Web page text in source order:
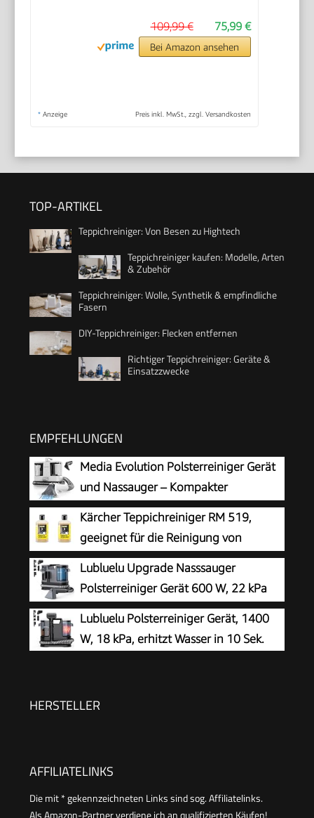
75,99 €
109,99 €
Bei Amazon ansehen
* Anzeige Preis inkl. MwSt., zzgl. Versandkosten
TOP-ARTIKEL
Teppichreiniger: Von Besen zu Hightech
Teppichreiniger kaufen: Modelle, Arten
& Zubehör
Teppichreiniger: Wolle, Synthetik & empfindliche
Fasern
DIY-Teppichreiniger: Flecken entfernen
Richtiger Teppichreiniger: Geräte &
Einsatzzwecke
EMPFEHLUNGEN
Media Evolution Polsterreiniger Gerät
und Nassauger – Kompakter
Teppichreiniger und Textilreiniger –
Waschsauger für Teppich, Polster Autositze &
Sofa
Kärcher Teppichreiniger RM 519,
geeignet für die Reinigung von
Teppichböden, Polstern, Autositzen
etc., 1l Konzentrat ergeben verdünnt 40l
Reinigungsmittel (Packung mit 2)
Lubluelu Upgrade Nasssauger
Polsterreiniger Gerät 600 W, 22 kPa
Waschsauger
Lubluelu Polsterreiniger Gerät, 1400
W, 18 kPa, erhitzt Wasser in 10 Sek.
HERSTELLER
AFFILIATELINKS
Die mit * gekennzeichneten Links sind sog. Affiliatelinks.
Als Amazon-Partner verdiene ich an qualifizierten Käufen!